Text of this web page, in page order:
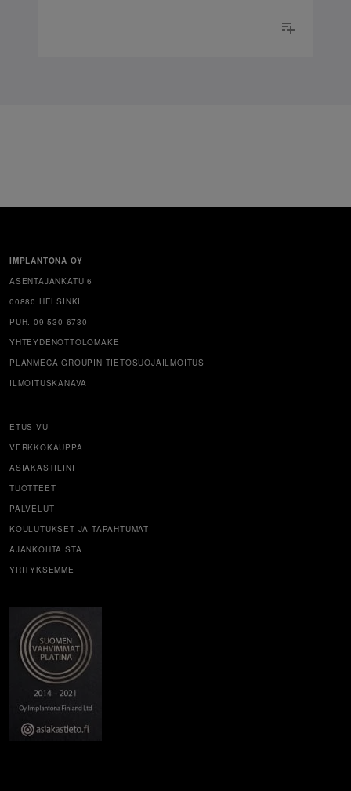
IMPLANTONA OY
ASENTAJANKATU 6
00880 HELSINKI
PUH. 09 530 6730
YHTEYDENOTTOLOMAKE
PLANMECA GROUPIN TIETOSUOJAILMOITUS
ILMOITUSKANAVA
ETUSIVU
VERKKOKAUPPA
ASIAKASTILINI
TUOTTEET
PALVELUT
KOULUTUKSET JA TAPAHTUMAT
AJANKOHTAISTA
YRITYKSEMME